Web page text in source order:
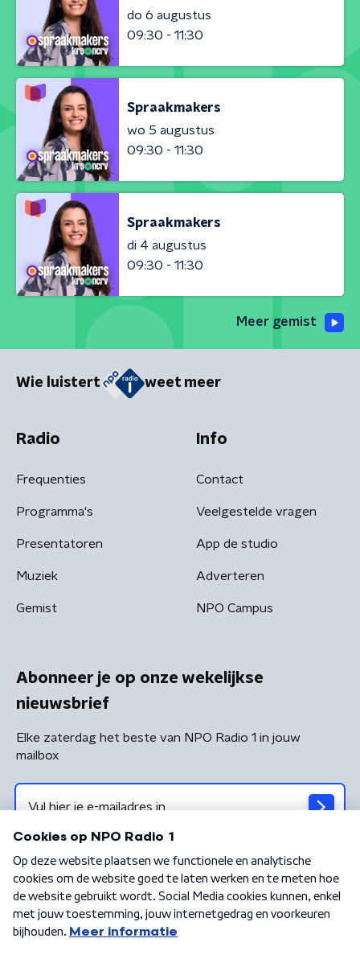
do 6 augustus
09:30 - 11:30
Spraakmakers
wo 5 augustus
09:30 - 11:30
Spraakmakers
di 4 augustus
09:30 - 11:30
Meer gemist
Wie luistert weet meer
Radio
Frequenties
Programma's
Presentatoren
Muziek
Gemist
Info
Contact
Veelgestelde vragen
App de studio
Adverteren
NPO Campus
Abonneer je op onze wekelijkse
nieuwsbrief
Elke zaterdag het beste van NPO Radio 1 in jouw
mailbox
Algemene voorwaarden